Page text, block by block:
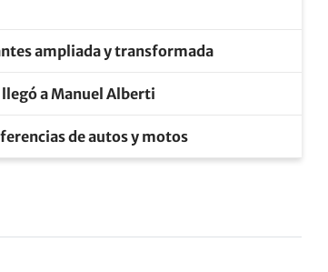
ampliada y transformada
a Manuel Alberti
de autos y motos